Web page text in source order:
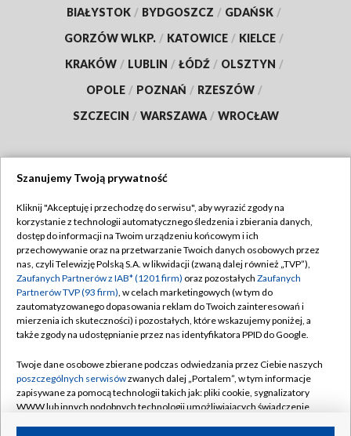
BIAŁYSTOK / BYDGOSZCZ / GDAŃSK /
GORZÓW WLKP. / KATOWICE / KIELCE /
KRAKÓW / LUBLIN / ŁÓDŹ / OLSZTYN /
OPOLE / POZNAŃ / RZESZÓW /
SZCZECIN / WARSZAWA / WROCŁAW
TVP
Abonament TVP
Emisja w TVP
Centrum informacji TVP
Naziemna Telewizja Cyfrowa
Rada Programowa
System NOS
Informacje o nadawcy
Regulamin TVP
Polityka prywatności
Moje zgody
Pomoc
Kontakt
Kanały
Szanujemy Twoją prywatność
Kliknij "Akceptuję i przechodzę do serwisu", aby wyrazić zgody na
korzystanie z technologii automatycznego śledzenia i zbierania danych,
dostęp do informacji na Twoim urządzeniu końcowym i ich
przechowywanie oraz na przetwarzanie Twoich danych osobowych przez
nas, czyli Telewizję Polską S.A. w likwidacji (zwaną dalej również „TVP”),
Zaufanych Partnerów z IAB* (1201 firm) oraz pozostałych Zaufanych
Partnerów TVP (93 firm), w celach marketingowych (w tym do
zautomatyzowanego dopasowania reklam do Twoich zainteresowań i
mierzenia ich skuteczności) i pozostałych, które wskazujemy poniżej, a
także zgody na udostępnianie przez nas identyfikatora PPID do Google.
Twoje dane osobowe zbierane podczas odwiedzania przez Ciebie naszych
poszczególnych serwisówzwanych dalej „Portalem”, w tym informacje
zapisywane za pomocą technologii takich jak: pliki cookie, sygnalizatory
WWW lub innych podobnych technologii umożliwiających świadczenie